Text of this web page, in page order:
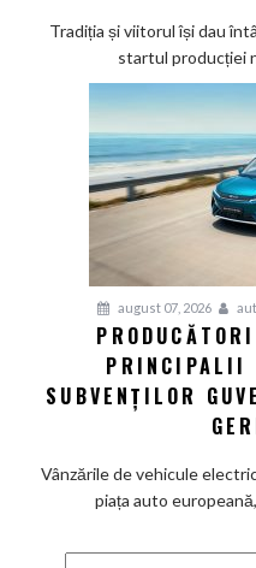
Tradiția și viitorul își dau
startul producției
august 07, 2026
PRINCIPALII
SUBVENȚILOR
Vânzările de vehicule
piața auto